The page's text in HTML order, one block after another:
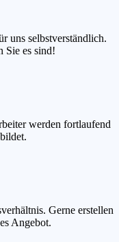
uns selbstverständlich.
Sie es sind!
werden fortlaufend
Gerne erstellen
Angebot.